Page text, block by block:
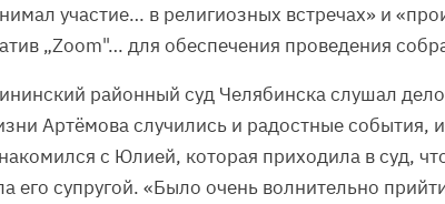
участие… в религиозных встречах» и
„Zoom"… для обеспечения проведения
районный суд Челябинска слушал
Артёмова случились и радостные события,
с Юлией, которая приходила в суд,
его супругой. «Было очень волнительно